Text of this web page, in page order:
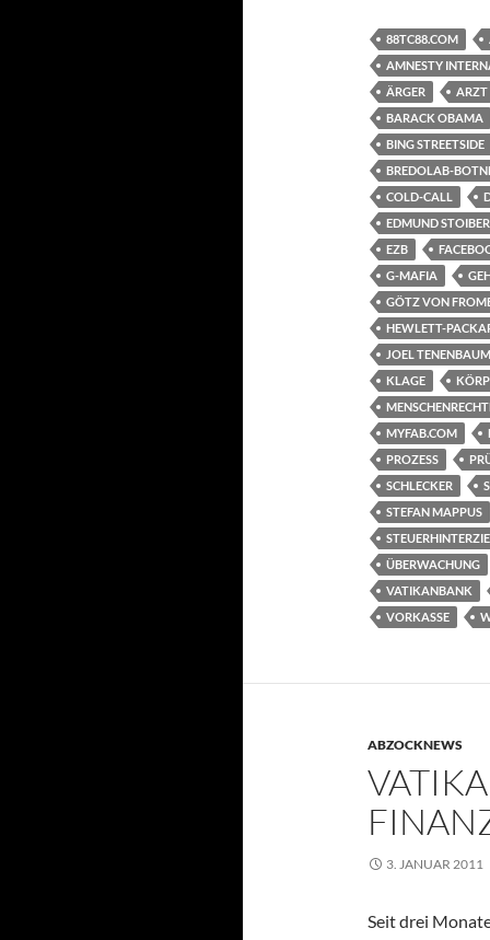
88TC88.COM
AMNESTY
ÄRGER
ARZT
BARACK OBAMA
BING STREETSIDE
BREDOLAB-
COLD-CALL
EDMUND STOIBER
EZB
G-MAFIA
GÖTZ VON
HEWLETT-
JOEL TENENBAUM
KLAGE
MYFAB.COM
PROZESS
SCHLECKER
STEFAN MAPPUS
ÜBERWACHUNG
VATIKANBANK
VORKASSE
ABZOCKNEWS
3. JANUAR 2011
Seit drei